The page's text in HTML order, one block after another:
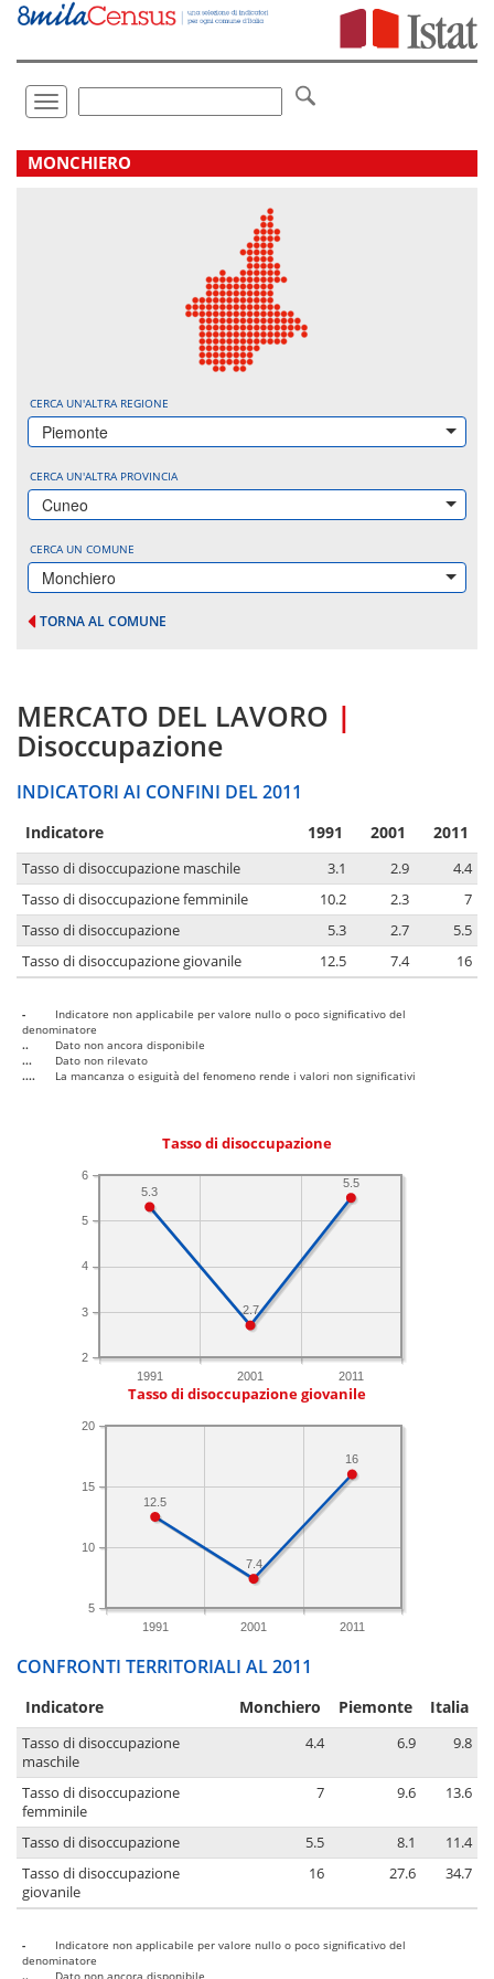
Vai
direttamente
Toggle
navigation
.
MONCHIERO
CERCA UN'ALTRA REGIONE
Piemonte
CERCA UN'ALTRA PROVINCIA
Cuneo
CERCA UN COMUNE
Monchiero
TORNA AL COMUNE
MERCATO DEL LAVORO |
Disoccupazione
INDICATORI AI CONFINI DEL 2011
Indicatore 1991 2001 2011
Tasso di disoccupazione maschile 3.1 2.9
4.4
Tasso di disoccupazione femminile
10.2 2.3
7
Tasso di disoccupazione
5.3 2.7
5.5
Tasso di disoccupazione giovanile
12.5 7.4 16
-
Indicatore non applicabile per valore nullo o poco significativo del
denominatore
..
Dato non ancora disponibile
...
Dato non rilevato
....
La mancanza o esiguità del fenomeno rende i valori non significativi
Tasso di disoccupazione
1991 2001 2011
2
3
4
5
6
5.5
2.7
5.3
Tasso di disoccupazione giovanile
1991 2001 2011
5
10
15
20
16
7.4
12.5
CONFRONTI TERRITORIALI AL 2011
Indicatore Monchiero Piemonte Italia
Tasso di disoccupazione
maschile
4.4 6.9 9.8
Tasso di disoccupazione
femminile
7 9.6 13.6
Tasso di disoccupazione 5.5 8.1
11.4
Tasso di disoccupazione
giovanile
16 27.6 34.7
-
Indicatore non applicabile per valore nullo o poco significativo del
denominatore